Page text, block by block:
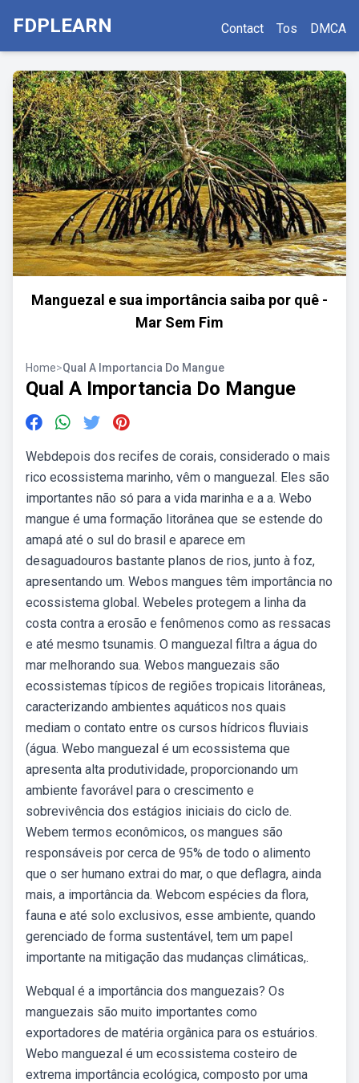
FDPLEARN Contact Tos DMCA
Manguezal e sua importância saiba por quê -
Mar Sem Fim
Home>Qual A Importancia Do Mangue
Qual A Importancia Do Mangue
Webdepois dos recifes de corais, considerado o mais
rico ecossistema marinho, vêm o manguezal. Eles são
importantes não só para a vida marinha e a a. Webo
mangue é uma formação litorânea que se estende do
amapá até o sul do brasil e aparece em
desaguadouros bastante planos de rios, junto à foz,
apresentando um. Webos mangues têm importância no
ecossistema global. Webeles protegem a linha da
costa contra a erosão e fenômenos como as ressacas
e até mesmo tsunamis. O manguezal filtra a água do
mar melhorando sua. Webos manguezais são
ecossistemas típicos de regiões tropicais litorâneas,
caracterizando ambientes aquáticos nos quais
mediam o contato entre os cursos hídricos fluviais
(água. Webo manguezal é um ecossistema que
apresenta alta produtividade, proporcionando um
ambiente favorável para o crescimento e
sobrevivência dos estágios iniciais do ciclo de.
Webem termos econômicos, os mangues são
responsáveis por cerca de 95% de todo o alimento
que o ser humano extrai do mar, o que deflagra, ainda
mais, a importância da. Webcom espécies da flora,
fauna e até solo exclusivos, esse ambiente, quando
gerenciado de forma sustentável, tem um papel
importante na mitigação das mudanças climáticas,.
Webqual é a importância dos manguezais? Os
manguezais são muito importantes como
exportadores de matéria orgânica para os estuários.
Webo manguezal é um ecossistema costeiro de
extrema importância ecológica, composto por uma